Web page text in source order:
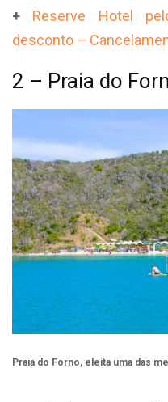
+
Reserve Hotel
desconto –
2 – Praia do
Praia do Forno, eleita uma das